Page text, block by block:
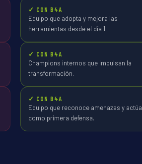
✓ CON B4A
Equipo que adopta y mejora las
herramientas desde el día 1.
✓ CON B4A
Champions internos que impulsan la
transformación.
✓ CON B4A
Equipo que reconoce amenazas y actúa
como primera defensa.